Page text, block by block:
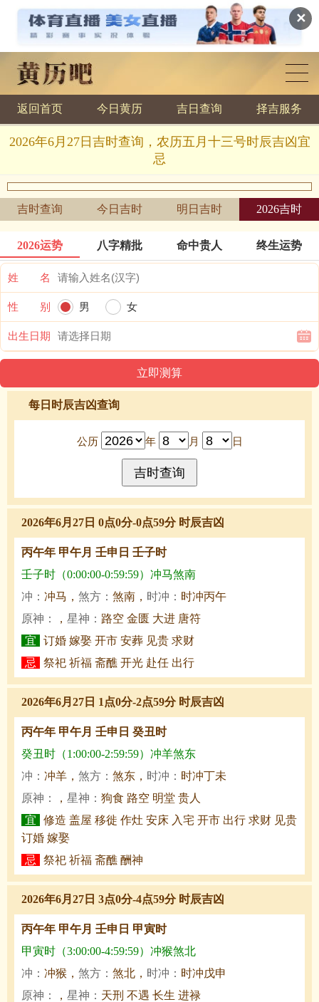
✕
黄历查询
返回首页 今日黄历 吉日查询 择吉服务
2026年6月27日吉时查询，农历五月十三号时辰吉凶宜
忌
吉时查询 今日吉时 明日吉时 2026吉时
2026运势 八字精批 命中贵人 终生运势
姓 名
性 别 男 女
出生日期
每日时辰吉凶查询
公历 年 月 日
2026年6月27日 0点0分-0点59分 时辰吉凶
丙午年 甲午月 壬申日 壬子时
壬子时（0:00:00-0:59:59）冲马煞南
冲： 冲马， 煞方： 煞南， 时冲： 时冲丙午
原神：
， 星神： 路空 金匮 大进 唐符
宜
订婚 嫁娶 开市 安葬 见贵 求财
忌
祭祀 祈福 斋醮 开光 赴任 出行
2026年6月27日 1点0分-2点59分 时辰吉凶
丙午年 甲午月 壬申日 癸丑时
癸丑时（1:00:00-2:59:59）冲羊煞东
冲： 冲羊， 煞方： 煞东， 时冲： 时冲丁未
原神：
， 星神： 狗食 路空 明堂 贵人
宜
修造 盖屋 移徙 作灶 安床 入宅 开市 出行 求财 见贵
订婚 嫁娶
忌
祭祀 祈福 斋醮 酬神
2026年6月27日 3点0分-4点59分 时辰吉凶
丙午年 甲午月 壬申日 甲寅时
甲寅时（3:00:00-4:59:59）冲猴煞北
冲： 冲猴， 煞方： 煞北， 时冲： 时冲戊申
原神：
， 星神： 天刑 不遇 长生 进禄